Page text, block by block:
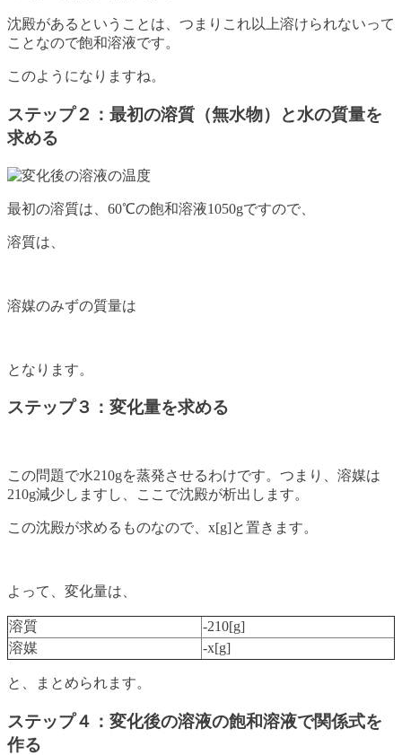
沈殿があるということは、つまりこれ以上溶けられないって
ことなので飽和溶液です。
このようになりますね。
ステップ２：最初の溶質（無水物）と水の質量を
求める
最初の溶質は、60℃の飽和溶液1050gですので、
溶質は、
溶媒のみずの質量は
となります。
ステップ３：変化量を求める
この問題で水210gを蒸発させるわけです。つまり、溶媒は
210g減少しますし、ここで沈殿が析出します。
この沈殿が求めるものなので、x[g]と置きます。
よって、変化量は、
溶質
-210[g]
溶媒
-x[g]
と、まとめられます。
ステップ４：変化後の溶液の飽和溶液で関係式を
作る